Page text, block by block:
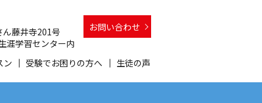
ン 受験でお困りの方へ 生徒の声
藤井寺201号
学習センター内
お問い合わせ